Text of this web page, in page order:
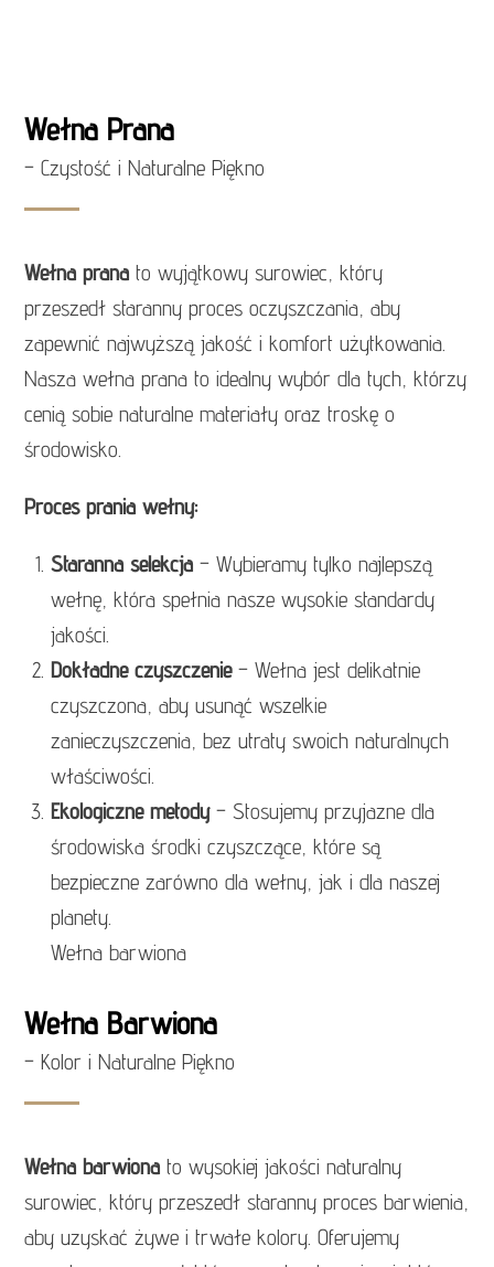
Wełna Prana
– Czystość i Naturalne Piękno
Wełna pranato wyjątkowy surowiec, który
przeszedł staranny proces oczyszczania, aby
zapewnić najwyższą jakość i komfort użytkowania.
Nasza wełna prana to idealny wybór dla tych, którzy
cenią sobie naturalne materiały oraz troskę o
środowisko.
Proces prania wełny:
Staranna selekcja – Wybieramy tylko najlepszą
wełnę, która spełnia nasze wysokie standardy
jakości.
Dokładne czyszczenie– Wełna jest delikatnie
czyszczona, aby usunąć wszelkie
zanieczyszczenia, bez utraty swoich naturalnych
właściwości.
Ekologiczne metody– Stosujemy przyjazne dla
środowiska środki czyszczące, które są
bezpieczne zarówno dla wełny, jak i dla naszej
planety.
Wełna barwiona
Wełna Barwiona
– Kolor i Naturalne Piękno
Wełna barwiona to wysokiej jakości naturalny
surowiec, który przeszedł staranny proces barwienia,
aby uzyskać żywe i trwałe kolory. Oferujemy